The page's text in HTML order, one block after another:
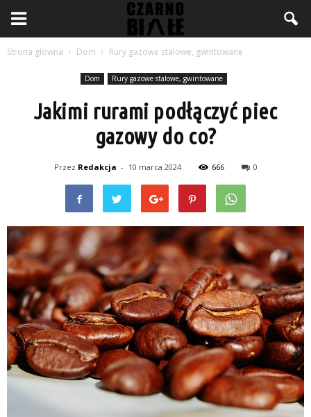
Strona główna Dom Rury gazowe stalowe, gwintowane
Dom Rury gazowe stalowe, gwintowane
Jakimi rurami podłączyć piec
gazowy do co?
Przez Redakcja - 10 marca 2024 666 0